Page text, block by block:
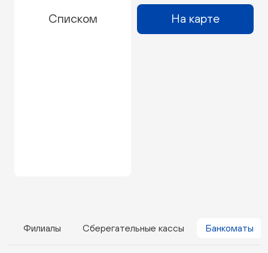
Списком На карте
Филиалы Сберегательные кассы Банкоматы